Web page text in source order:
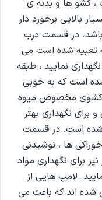
کشو ها و بدنه ی
بالایی برخورد دار
در قسمت درب
تعبیه شده است می
نمایید ، طبقه
است که به خوبی
کشوی مخصوص میوه
نگهداری بهتر
شده است. در قسمت
ها ، نوشیدنی
برای نگهداری مواد
لامپ هایی از
اند که باعث می